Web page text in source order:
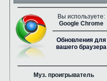
Вы используете:
Google Chrome
Обновления для
вашего браузера
Муз. проигрыватель